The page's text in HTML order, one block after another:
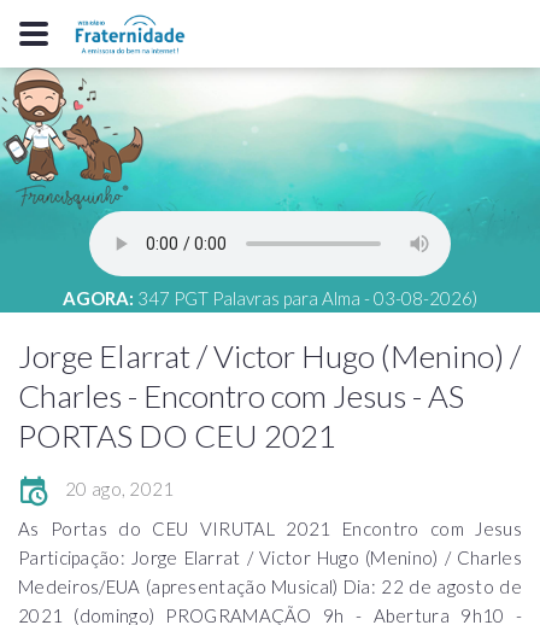
AGORA: 347 PGT Palavras para Alma - 03-08-2026)
Jorge Elarrat / Victor Hugo (Menino) /
Charles - Encontro com Jesus - AS
PORTAS DO CEU 2021
20 ago, 2021
As Portas do CEU VIRUTAL 2021 Encontro com Jesus
Participação: Jorge Elarrat / Victor Hugo (Menino) / Charles
Medeiros/EUA (apresentação Musical) Dia: 22 de agosto de
2021 (domingo) PROGRAMAÇÃO 9h - Abertura 9h10 -